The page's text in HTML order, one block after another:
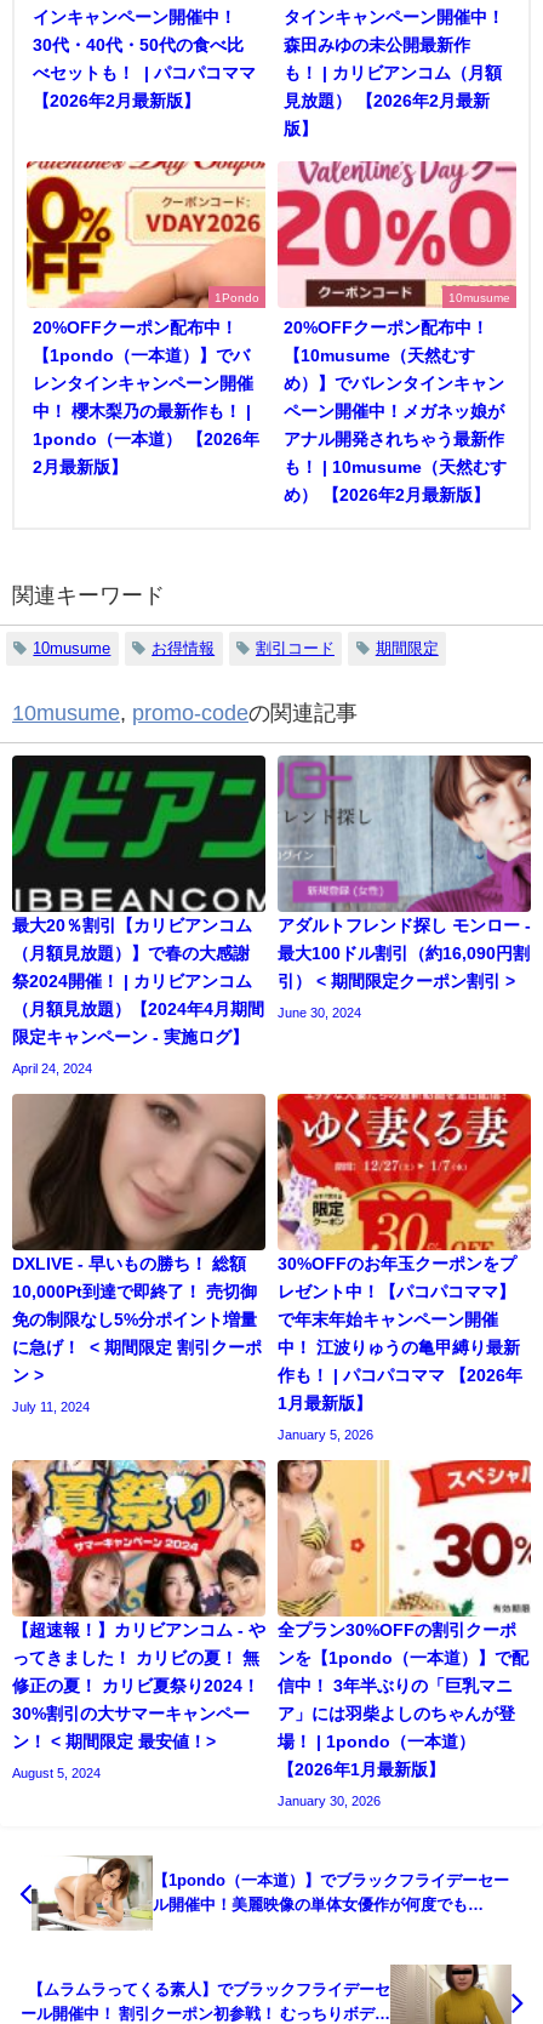
インキャンペーン開催中！
30代・40代・50代の食べ比
べセットも！ | パコパコママ
【2026年2月最新版】
タインキャンペーン開催中！
森田みゆの未公開最新作
も！ | カリビアンコム（月額
見放題） 【2026年2月最新
版】
1Pondo
20%OFFクーポン配布中！
【1pondo（一本道）】でバ
レンタインキャンペーン開催
中！ 櫻木梨乃の最新作も！ |
1pondo（一本道） 【2026年
2月最新版】
10musume
20%OFFクーポン配布中！
【10musume（天然むす
め）】でバレンタインキャン
ペーン開催中！メガネッ娘が
アナル開発されちゃう最新作
も！ | 10musume（天然むす
め） 【2026年2月最新版】
関連キーワード
10musume お得情報 割引コード 期間限定
10musume, promo-codeの関連記事
最大20％割引【カリビアンコム
（月額見放題）】で春の大感謝
祭2024開催！ | カリビアンコム
（月額見放題）【2024年4月期間
限定キャンペーン - 実施ログ】
April 24, 2024
アダルトフレンド探し モンロー -
最大100ドル割引（約16,090円割
引） < 期間限定クーポン割引 >
June 30, 2024
DXLIVE - 早いもの勝ち！ 総額
10,000Pt到達で即終了！ 売切御
免の制限なし5%分ポイント増量
に急げ！ < 期間限定 割引クーポ
ン >
July 11, 2024
30%OFFのお年玉クーポンをプ
レゼント中！【パコパコママ】
で年末年始キャンペーン開催
中！ 江波りゅうの亀甲縛り最新
作も！ | パコパコママ 【2026年
1月最新版】
January 5, 2026
【超速報！】カリビアンコム - や
ってきました！ カリビの夏！ 無
修正の夏！ カリビ夏祭り2024！
30%割引の大サマーキャンペー
ン！ < 期間限定 最安値！>
August 5, 2024
全プラン30%OFFの割引クーポ
ンを【1pondo（一本道）】で配
信中！ 3年半ぶりの「巨乳マニ
ア」には羽柴よしのちゃんが登
場！ | 1pondo（一本道）
【2026年1月最新版】
January 30, 2026
【1pondo（一本道）】でブラックフライデーセー
ル開催中！美麗映像の単体女優作が何度でも
【ムラムラってくる素人】でブラックフライデーセ
ール開催中！ 割引クーポン初参戦！ むっちりボディ